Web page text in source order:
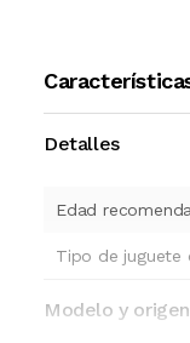
Detalles
Edad
Tipo de juguete
Modelo y origen